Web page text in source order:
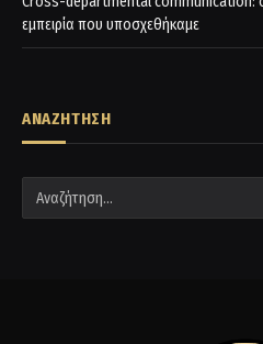
εμπειρία που υποσχεθήκαμε
ΑΝΑΖΗΤΗΣΗ